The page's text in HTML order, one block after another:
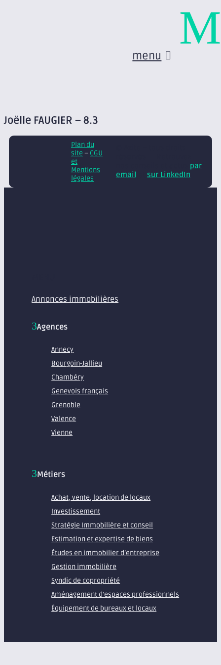
menu
Joëlle FAUGIER – 8.3
Plan du
site – CGU
et
Mentions
légales
par
email
sur LinkedIn
Annonces immobilières
Agences
Annecy
Bourgoin-Jallieu
Chambéry
Genevois français
Grenoble
Valence
Vienne
Métiers
Achat, vente, location de locaux
Investissement
Stratégie Immobilière et conseil
Estimation et expertise de biens
Études en immobilier d’entreprise
Gestion immobilière
Syndic de copropriété
Aménagement d’espaces professionnels
Équipement de bureaux et locaux
M